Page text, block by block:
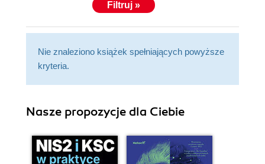
Filtruj »
Nie znaleziono książek spełniających powyższe
kryteria.
Nasze propozycje dla Ciebie